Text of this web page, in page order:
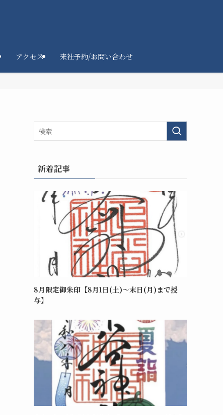
アクセス 来社予約/お問い合わせ
新着記事
8月限定御朱印【8月1日(土)～末日(月)まで授
与】